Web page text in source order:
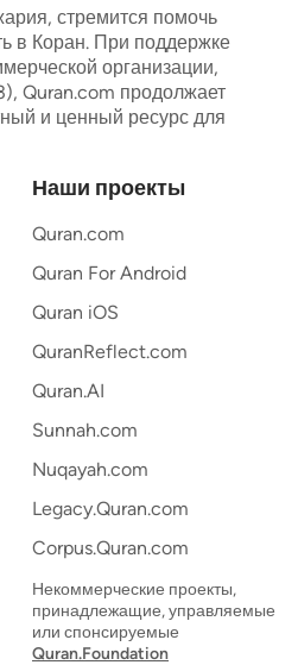
стремится помочь
в Коран. При поддержке
организации,
Quran.com продолжает
и ценный ресурс для
Наши проекты
Quran.com
Quran For Android
Quran iOS
QuranReflect.com
Quran.AI
Sunnah.com
Nuqayah.com
Legacy.Quran.com
Corpus.Quran.com
Некоммерческие проекты,
принадлежащие, управляемые
или спонсируемые
Quran.Foundation